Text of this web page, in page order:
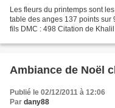
Les fleurs du printemps sont
table des anges 137 points sur
fils DMC : 498 Citation de
Ambiance de Noël
Publié le 02/12/2011 à 12:06
Par dany88